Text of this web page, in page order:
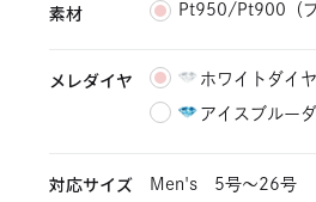
素材 Pt950/Pt900（プ
メレダイヤ ホワイトダイ
アイスブルー
対応サイズ
Men's 5号〜26号